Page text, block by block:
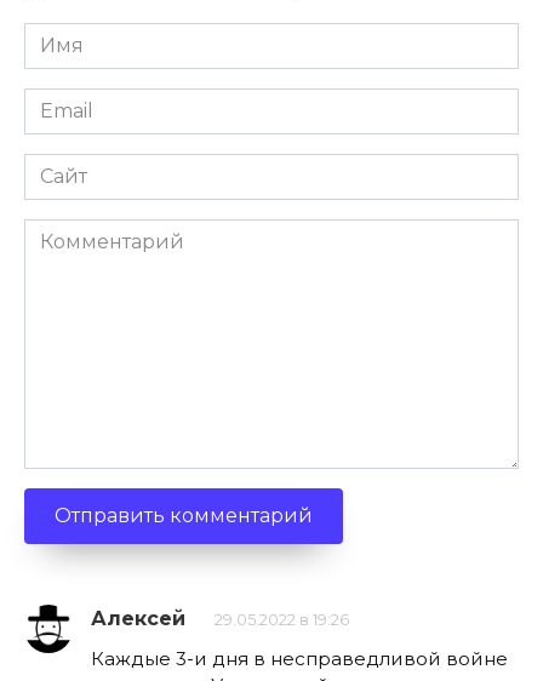
Имя
Email
Сайт
Комментарий
Алексей 29.05.2022 в 19:26
Каждые 3-и дня в несправедливой войне